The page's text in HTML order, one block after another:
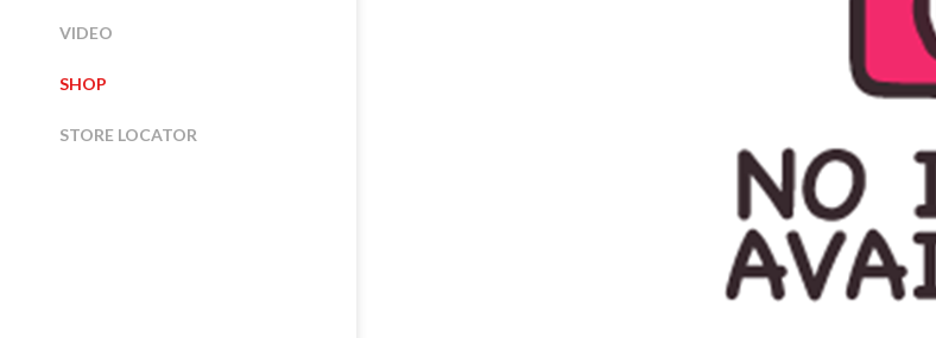
VIDEO
SHOP
STORE LOCATOR